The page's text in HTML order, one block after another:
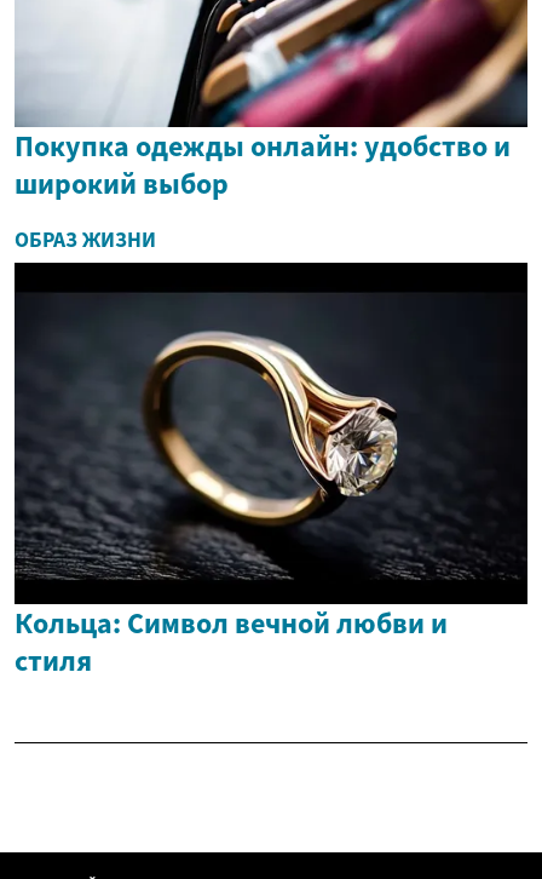
Покупка одежды онлайн: удобство и
широкий выбор
ОБРАЗ ЖИЗНИ
Кольца: Символ вечной любви и
стиля